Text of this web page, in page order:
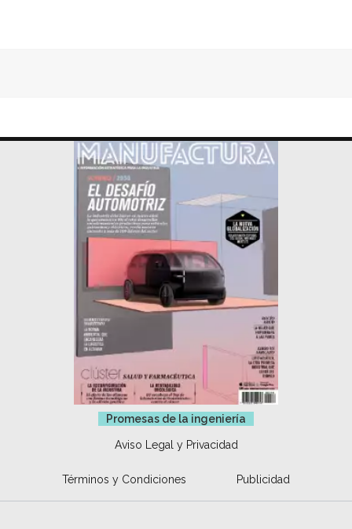
Promesas de la ingeniería
Aviso Legal y Privacidad
Términos y Condiciones Publicidad